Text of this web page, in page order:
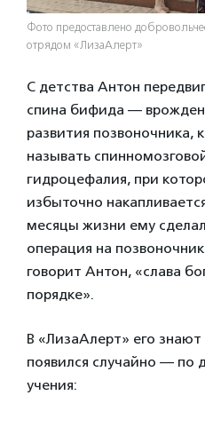
Фото предоставлено
отрядом «ЛизаАлерт»
С детства Антон
спина бифида —
развития позвоночника,
называть
гидроцефалия, при
избыточно
месяцы жизни ему
операция на
говорит Антон, «слава
порядке».
В «ЛизаАлерт» его
появился случайно — по
учения: